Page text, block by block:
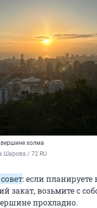
холма
Шарова / 72.RU
: если планируете
закат, возьмите с
прохладно.